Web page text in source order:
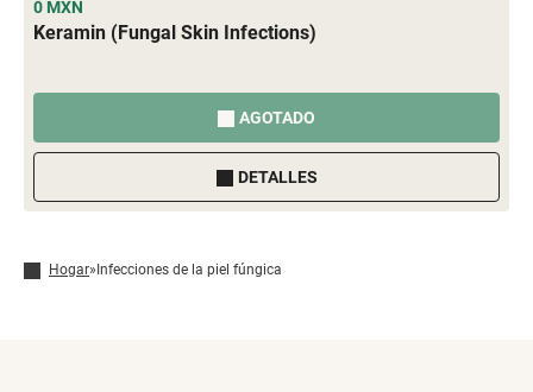
0 MXN
Keramin (Fungal Skin Infections)
AGOTADO
DETALLES
Hogar» Infecciones de la piel fúngica